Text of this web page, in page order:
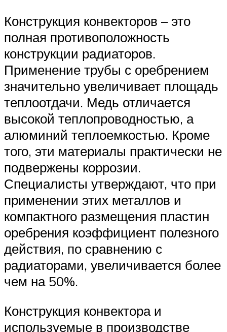
Конструкция конвекторов – это
полная противоположность
конструкции радиаторов.
Применение трубы с оребрением
значительно увеличивает площадь
теплоотдачи. Медь отличается
высокой теплопроводностью, а
алюминий теплоемкостью. Кроме
того, эти материалы практически не
подвержены коррозии.
Специалисты утверждают, что при
применении этих металлов и
компактного размещения пластин
оребрения коэффициент полезного
действия, по сравнению с
радиаторами, увеличивается более
чем на 50%.
Конструкция конвектора и
используемые в производстве